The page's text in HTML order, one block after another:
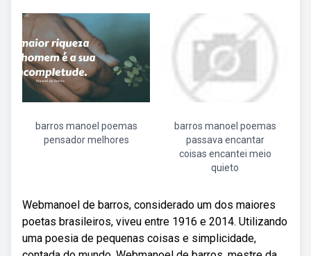
barros manoel poemas
pensador melhores
barros manoel poemas
passava encantar
coisas encantei meio
quieto
Webmanoel de barros, considerado um dos maiores
poetas brasileiros, viveu entre 1916 e 2014. Utilizando
uma poesia de pequenas coisas e simplicidade,